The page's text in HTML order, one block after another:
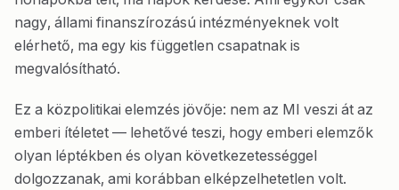
nagy, állami finanszírozású intézményeknek volt
elérhető, ma egy kis független csapatnak is
megvalósítható.
Ez a közpolitikai elemzés jövője: nem az MI veszi át az
emberi ítéletet — lehetővé teszi, hogy emberi elemzők
olyan léptékben és olyan következetességgel
dolgozzanak, ami korábban elképzelhetetlen volt.